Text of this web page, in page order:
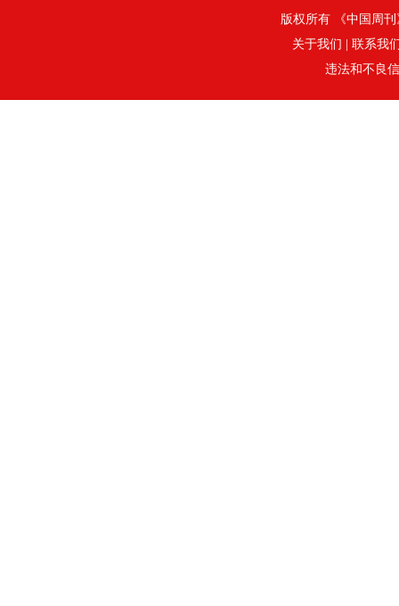
版权所有 《中国周刊
关于我们
联系我
违法和不良